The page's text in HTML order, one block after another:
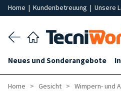
Home | Kundenbetreuung | Unsere
Neues und Sonderangebote
Home Gesicht Wimpern- und